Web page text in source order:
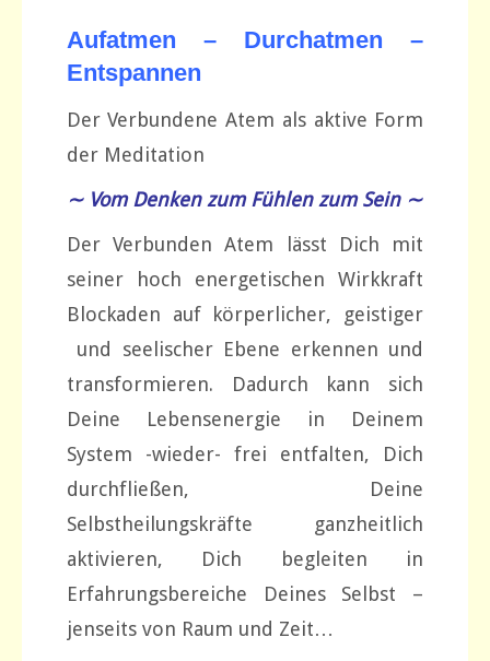
Aufatmen – Durchatmen –
Entspannen
Der Verbundene Atem als aktive Form
der Meditation
∼ Vom Denken zum Fühlen zum Sein ∼
Der Verbunden Atem lässt Dich mit
seiner hoch energetischen Wirkkraft
Blockaden auf körperlicher, geistiger
und seelischer Ebene erkennen und
transformieren. Dadurch kann sich
Deine Lebensenergie in Deinem
System -wieder- frei entfalten, Dich
durchfließen, Deine
Selbstheilungskräfte ganzheitlich
aktivieren, Dich begleiten in
Erfahrungsbereiche Deines Selbst –
jenseits von Raum und Zeit…